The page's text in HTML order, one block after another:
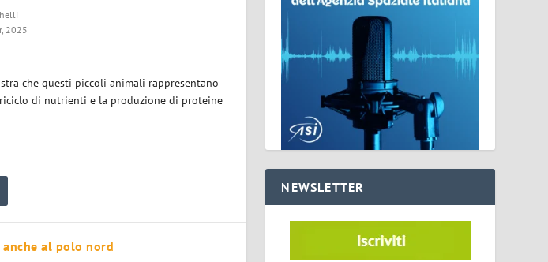
2025
che questi piccoli animali rappresentano
di nutrienti e la produzione di proteine
anche al polo nord
NEWSLETTER